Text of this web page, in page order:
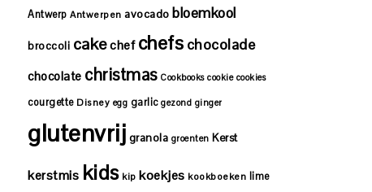
Antwerp Antwerpen avocado bloemkool
broccoli cakechef chefs chocolade
chocolate christmas Cookbooks cookie cookies
courgette Disney egg garlic gezond ginger
glutenvrij granola groenten Kerst
kerstmis kids kip koekjes kookboeken lime